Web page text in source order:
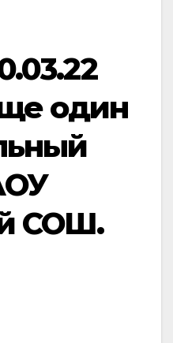
один
СОШ.